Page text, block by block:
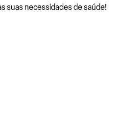
suas necessidades de saúde!